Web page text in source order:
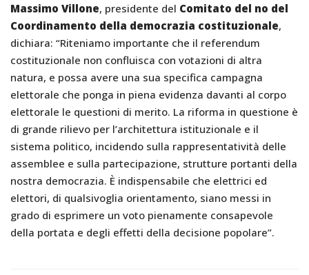
Massimo Villone, presidente del Comitato del no del
Coordinamento della democrazia costituzionale,
dichiara: “Riteniamo importante che il referendum
costituzionale non confluisca con votazioni di altra
natura, e possa avere una sua specifica campagna
elettorale che ponga in piena evidenza davanti al corpo
elettorale le questioni di merito. La riforma in questione è
di grande rilievo per l’architettura istituzionale e il
sistema politico, incidendo sulla rappresentatività delle
assemblee e sulla partecipazione, strutture portanti della
nostra democrazia. È indispensabile che elettrici ed
elettori, di qualsivoglia orientamento, siano messi in
grado di esprimere un voto pienamente consapevole
della portata e degli effetti della decisione popolare”.